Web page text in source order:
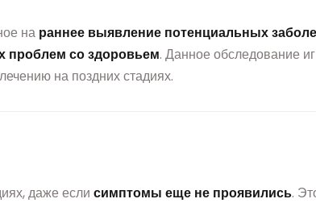
на раннее выявление потенциальных
со здоровьем. Данное обследование
на поздних стадиях.
даже если симптомы еще не проявились.